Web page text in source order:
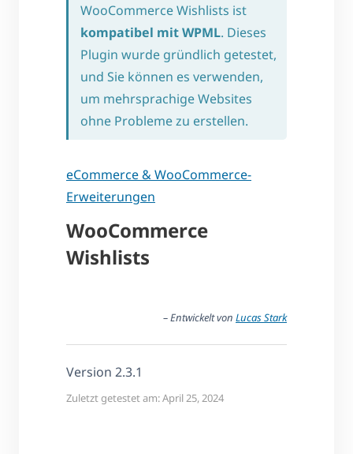
WooCommerce Wishlists ist
kompatibel mit WPML. Dieses
Plugin wurde gründlich getestet,
und Sie können es verwenden,
um mehrsprachige Websites
ohne Probleme zu erstellen.
eCommerce & WooCommerce-
Erweiterungen
WooCommerce
Wishlists
– Entwickelt von Lucas Stark
Version 2.3.1
Zuletzt getestet am: April 25, 2024